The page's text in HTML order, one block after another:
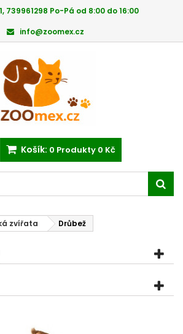
739961298 Po-Pá od 8:00 do 16:00
info@zoomex.cz
Košík: 0 Produkty 0 Kč
zvířata Drůbež